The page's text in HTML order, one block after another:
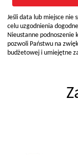
Jeśli data lub miejsce nie
celu uzgodnienia
Nieustanne
pozwoli Państwu na
budżetowej i umiejętne